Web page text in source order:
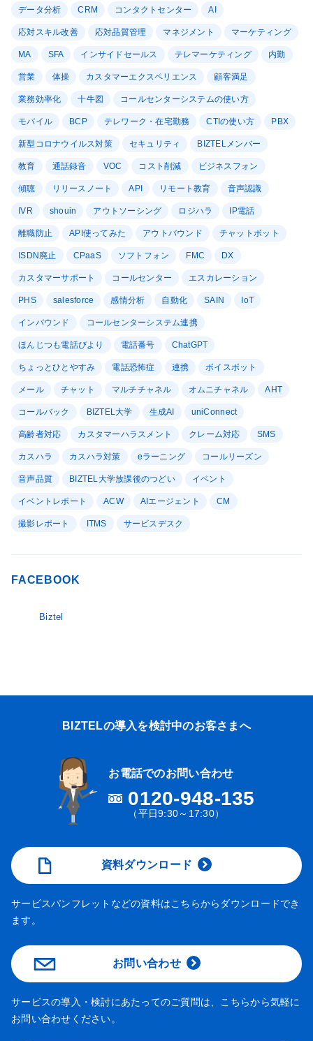
データ分析 CRM コンタクトセンター AI
応対スキル改善 応対品質管理 マネジメント マーケティング
MA SFA インサイドセールス テレマーケティング 内勤
営業 体操 カスタマーエクスペリエンス 顧客満足
業務効率化 十牛図 コールセンターシステムの使い方
モバイル BCP テレワーク・在宅勤務 CTIの使い方 PBX
新型コロナウイルス対策 セキュリティ BIZTELメンバー
教育 通話録音 VOC コスト削減 ビジネスフォン
傾聴 リリースノート API リモート教育 音声認識
IVR shouin アウトソーシング ロジハラ IP電話
離職防止 API使ってみた アウトバウンド チャットボット
ISDN廃止 CPaaS ソフトフォン FMC DX
カスタマーサポート コールセンター エスカレーション
PHS salesforce 感情分析 自動化 SAIN IoT
インバウンド コールセンターシステム連携
ほんじつも電話びより 電話番号 ChatGPT
ちょっとひとやすみ 電話恐怖症 連携 ボイスボット
メール チャット マルチチャネル オムニチャネル AHT
コールバック BIZTEL大学 生成AI uniConnect
高齢者対応 カスタマーハラスメント クレーム対応 SMS
カスハラ カスハラ対策 eラーニング コールリーズン
音声品質 BIZTEL大学放課後のつどい イベント
イベントレポート ACW AIエージェント CM
撮影レポート ITMS サービスデスク
FACEBOOK
Biztel
BIZTELの導入を検討中のお客さまへ
お電話でのお問い合わせ
0120-948-135
（平日9:30～17:30）
資料ダウンロード
サービスパンフレットなどの資料はこちらからダウンロードでき
ます。
お問い合わせ
サービスの導入・検討にあたってのご質問は、こちらから気軽に
お問い合わせください。